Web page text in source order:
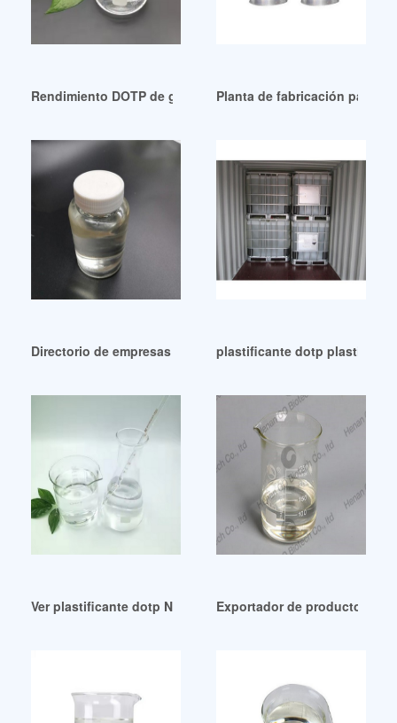
Rendimiento DOTP de grado industrial 11 de marzo de 2024
Planta de fabricación para
Directorio de empresas de plastificantes dotp de
plastificante dotp
Ver plastificante dotp NicaraguaExportador de productos